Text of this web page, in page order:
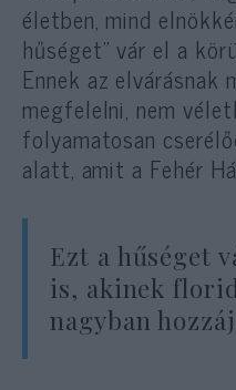
életben, mind
hűséget” vár el a
Ennek az elvárásnak
megfelelni, nem
folyamatosan
alatt, amit a Fehér
Ezt a hűséget
is, akinek
nagyban